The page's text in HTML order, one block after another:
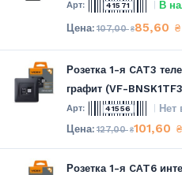
41571 В
107,00₴85,60 ₴
Розетка 1-я CAT3
графит (VF-
41556 Нет
127,00₴101,60 ₴
Розетка 1-я CAT6